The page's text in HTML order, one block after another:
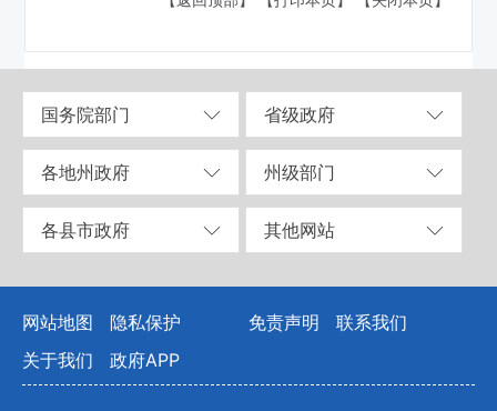
国务院部门 省级政府
各地州政府 州级部门
各县市政府 其他网站
网站地图 隐私保护 免责声明
联系我们
关于我们
政府APP